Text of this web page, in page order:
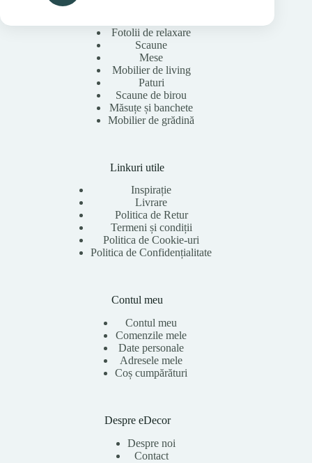
Fotolii de relaxare
Scaune
Mese
Mobilier de living
Paturi
Scaune de birou
Măsuțe și banchete
Mobilier de grădină
Linkuri utile
Inspirație
Livrare
Politica de Retur
Termeni și condiții
Politica de Cookie-uri
Politica de Confidențialitate
Contul meu
Contul meu
Comenzile mele
Date personale
Adresele mele
Coș cumpărături
Despre eDecor
Despre noi
Contact